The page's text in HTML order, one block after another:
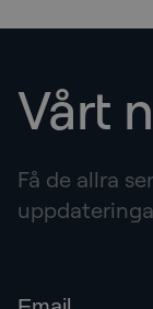
Vårt
Få de allra